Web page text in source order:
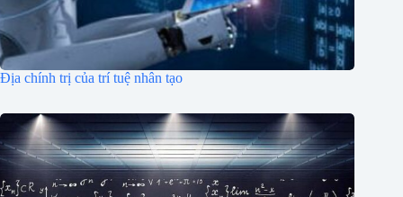
Địa chính trị của trí tuệ nhân tạo